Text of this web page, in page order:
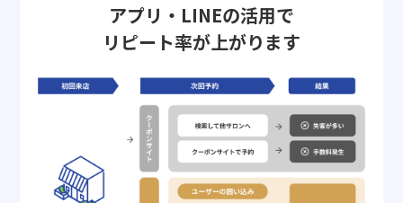
アプリ・LINEの活用で
リピート率が上がります